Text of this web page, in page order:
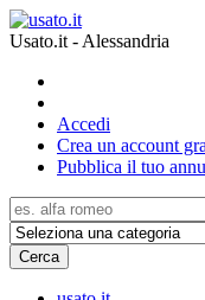
Usato.it - Alessandria
Accedi
Crea un account
Pubblica il tuo
Cerca